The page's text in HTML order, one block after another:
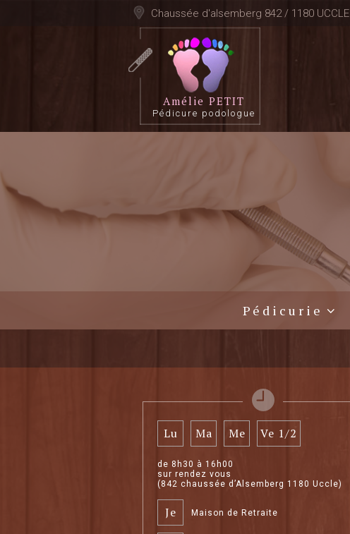
Chaussée d'alsemberg 842 / 1180 UCCLE
Amélie PETIT
Pédicure podologue
Pédicurie
Lu Ma Me Ve 1/2
de 8h30 à 16h00
sur rendez vous
(842 chaussée d’Alsemberg 1180 Uccle)
Je Maison de Retraite